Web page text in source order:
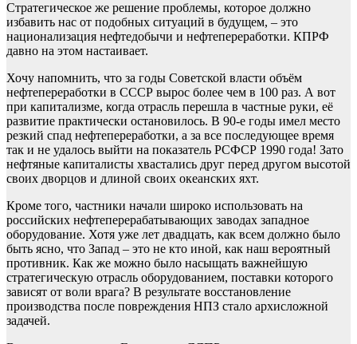
Стратегическое же решение проблемы, которое должно
избавить нас от подобных ситуаций в будущем, – это
национализация нефтедобычи и нефтепереработки. КПРФ
давно на этом настаивает.
Хочу напомнить, что за годы Советской власти объём
нефтепереработки в СССР вырос более чем в 100 раз. А вот
при капитализме, когда отрасль перешла в частные руки, её
развитие практически остановилось. В 90-е годы имел место
резкий спад нефтепереработки, а за все последующее время
так и не удалось выйти на показатель РСФСР 1990 года! Зато
нефтяные капиталисты хвастались друг перед другом высотой
своих дворцов и длиной своих океанских яхт.
Кроме того, частники начали широко использовать на
российских нефтеперерабатывающих заводах западное
оборудование. Хотя уже лет двадцать, как всем должно было
быть ясно, что Запад – это не кто иной, как наш вероятный
противник. Как же можно было насыщать важнейшую
стратегическую отрасль оборудованием, поставки которого
зависят от воли врага? В результате восстановление
производства после повреждения НПЗ стало архисложной
задачей.